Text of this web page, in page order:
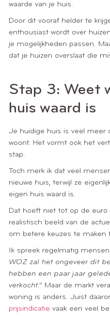
waarde van je huis.
Door dit vooraf helder te
enthousiast wordt over
je mogelijkheden passen.
dat je huizen overslaat die
Stap 3: Weet
huis waard is
Je huidige huis is veel meer
woont. Het vormt ook het
stap.
Toch merk ik dat veel
nieuwe huis, terwijl ze
eigen huis waard is.
Dat hoeft niet tot op de euro
realistisch beeld van de
om betere keuzes te maken
Ik spreek regelmatig
WOZ zal het ongeveer dit
hebben een paar jaar
verkocht.” Maar de markt
woning is anders. Juist
prijsindicatie vaak een veel